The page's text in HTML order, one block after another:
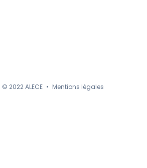
© 2022 ALECE • Mentions légales